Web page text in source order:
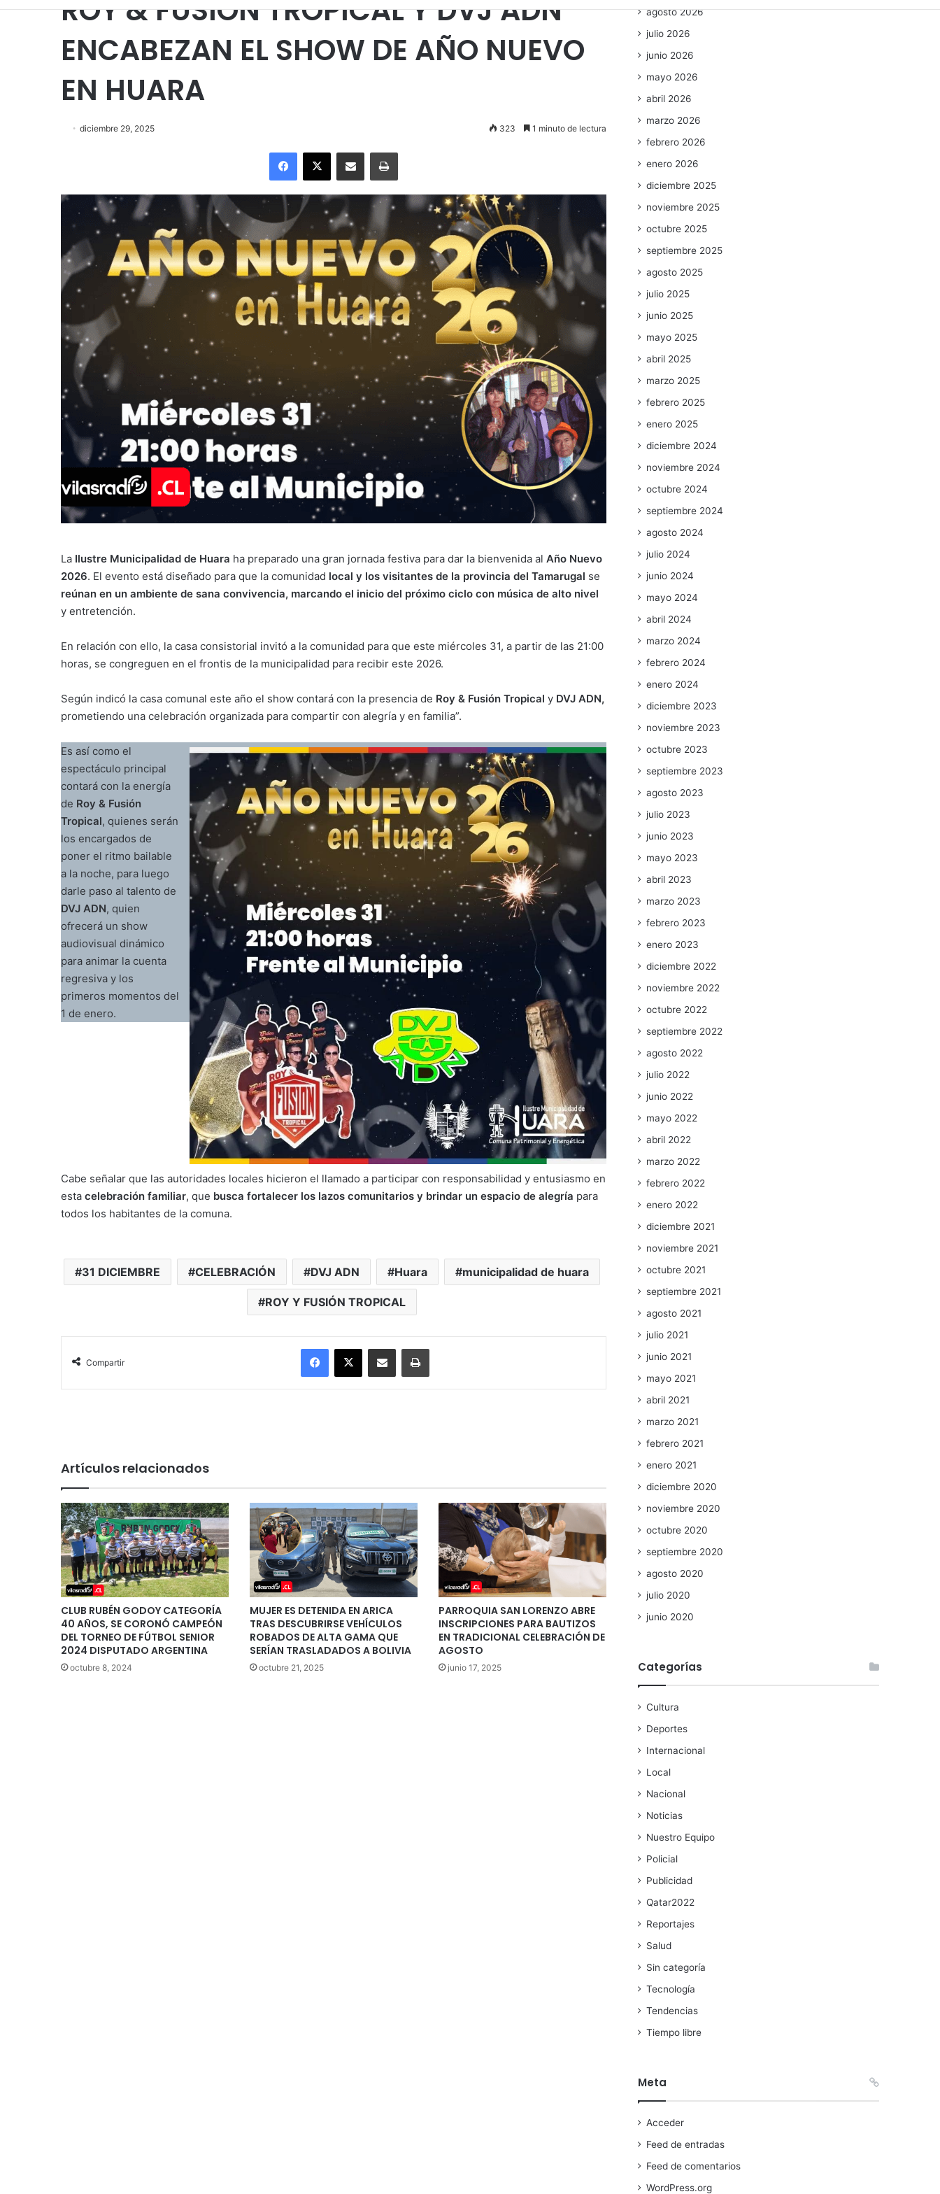
ROY & FUSIÓN TROPICAL Y DVJ ADN
ENCABEZAN EL SHOW DE AÑO NUEVO
EN HUARA
diciembre 29, 2025 323 1 minuto de lectura
Facebook
X Enviar vía email Imprimir
La Ilustre Municipalidad de Huara ha preparado una gran jornada festiva para dar la bienvenida al Año Nuevo
2026. El evento está diseñado para que la comunidad local y los visitantes de la provincia del Tamarugal se
reúnan en un ambiente de sana convivencia, marcando el inicio del próximo ciclo con música de alto nivel
y entretención.
En relación con ello, la casa consistorial invitó a la comunidad para que este miércoles 31, a partir de las 21:00
horas, se congreguen en el frontis de la municipalidad para recibir este 2026.
Según indicó la casa comunal este año el show contará con la presencia de Roy & Fusión Tropical y DVJ ADN,
prometiendo una celebración organizada para compartir con alegría y en familia”.
Es así como el
espectáculo principal
contará con la energía
de Roy & Fusión
Tropical, quienes serán
los encargados de
poner el ritmo bailable
a la noche, para luego
darle paso al talento de
DVJ ADN, quien
ofrecerá un show
audiovisual dinámico
para animar la cuenta
regresiva y los
primeros momentos del
1 de enero.
Cabe señalar que las autoridades locales hicieron el llamado a participar con responsabilidad y entusiasmo en
esta celebración familiar, que busca fortalecer los lazos comunitarios y brindar un espacio de alegría para
todos los habitantes de la comuna.
31 DICIEMBRE CELEBRACIÓN DVJ ADN Huara municipalidad de huara
ROY Y FUSIÓN TROPICAL
Compartir
Facebook
X Enviar vía email Imprimir
Artículos relacionados
CLUB RUBÉN GODOY CATEGORÍA
40 AÑOS, SE CORONÓ CAMPEÓN
DEL TORNEO DE FÚTBOL SENIOR
2024 DISPUTADO ARGENTINA
octubre 8, 2024
MUJER ES DETENIDA EN ARICA
TRAS DESCUBRIRSE VEHÍCULOS
ROBADOS DE ALTA GAMA QUE
SERÍAN TRASLADADOS A BOLIVIA
octubre 21, 2025
PARROQUIA SAN LORENZO ABRE
INSCRIPCIONES PARA BAUTIZOS
EN TRADICIONAL CELEBRACIÓN DE
AGOSTO
junio 17, 2025
agosto 2026
julio 2026
junio 2026
mayo 2026
abril 2026
marzo 2026
febrero 2026
enero 2026
diciembre 2025
noviembre 2025
octubre 2025
septiembre 2025
agosto 2025
julio 2025
junio 2025
mayo 2025
abril 2025
marzo 2025
febrero 2025
enero 2025
diciembre 2024
noviembre 2024
octubre 2024
septiembre 2024
agosto 2024
julio 2024
junio 2024
mayo 2024
abril 2024
marzo 2024
febrero 2024
enero 2024
diciembre 2023
noviembre 2023
octubre 2023
septiembre 2023
agosto 2023
julio 2023
junio 2023
mayo 2023
abril 2023
marzo 2023
febrero 2023
enero 2023
diciembre 2022
noviembre 2022
octubre 2022
septiembre 2022
agosto 2022
julio 2022
junio 2022
mayo 2022
abril 2022
marzo 2022
febrero 2022
enero 2022
diciembre 2021
noviembre 2021
octubre 2021
septiembre 2021
agosto 2021
julio 2021
junio 2021
mayo 2021
abril 2021
marzo 2021
febrero 2021
enero 2021
diciembre 2020
noviembre 2020
octubre 2020
septiembre 2020
agosto 2020
julio 2020
junio 2020
Categorías
Cultura
Deportes
Internacional
Local
Nacional
Noticias
Nuestro Equipo
Policial
Publicidad
Qatar2022
Reportajes
Salud
Sin categoría
Tecnología
Tendencias
Tiempo libre
Meta
Acceder
Feed de entradas
Feed de comentarios
WordPress.org